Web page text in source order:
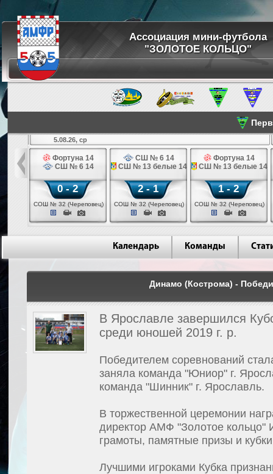
Ассоциация мини-футбола
"ЗОЛОТОЕ КОЛЬЦО"
14
5.08.26, ср
Фортуна 14
СШ № 6 14
0 - 2
СОШ № 32 (Череповец)
СШ № 6 14
СШ № 13 белые 14
2 - 1
СОШ № 32 (Череповец)
Фортуна 14
СШ № 13 белые 14
1 - 2
СОШ № 32 (Череповец)
Календарь Команды
Динамо (Кострома) -
В Ярославле завершился
среди юношей 2019 г. р.
Победителем соревнований
заняла команда "Юниор" г.
команда "Шинник" г. Ярославль.
В торжественной церемонии
директор АМФ "Золотое кольцо"
грамоты, памятные призы и
Лучшими игроками Кубка